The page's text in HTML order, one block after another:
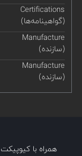
Certifications
(گواهینامه‌ها)
Manufacture
(سازنده)
Manufacture
(سازنده)
همراه با کیوپیکت